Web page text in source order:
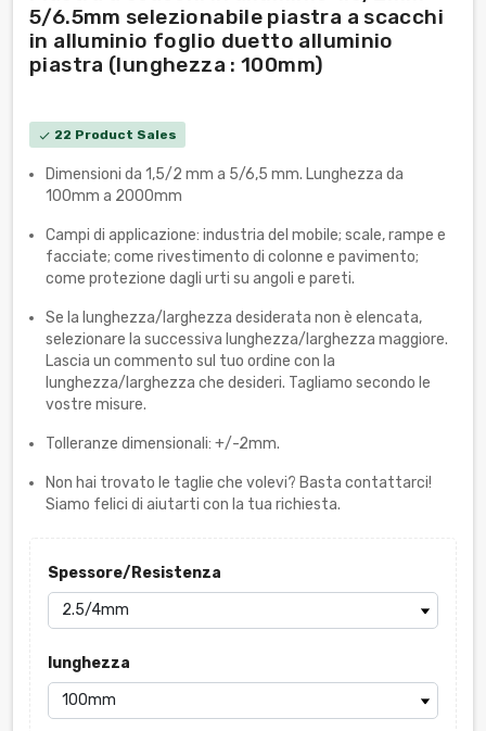
5/6.5mm selezionabile piastra a scacchi
in alluminio foglio duetto alluminio
piastra (lunghezza : 100mm)
check 22 Product Sales
Dimensioni da 1,5/2 mm a 5/6,5 mm. Lunghezza da
100mm a 2000mm
Campi di applicazione: industria del mobile; scale, rampe e
facciate; come rivestimento di colonne e pavimento;
come protezione dagli urti su angoli e pareti.
Se la lunghezza/larghezza desiderata non è elencata,
selezionare la successiva lunghezza/larghezza maggiore.
Lascia un commento sul tuo ordine con la
lunghezza/larghezza che desideri. Tagliamo secondo le
vostre misure.
Tolleranze dimensionali: +/-2mm.
Non hai trovato le taglie che volevi? Basta contattarci!
Siamo felici di aiutarti con la tua richiesta.
Spessore/Resistenza
lunghezza